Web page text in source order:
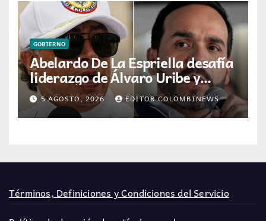
GOBIERNO
Abelardo De La Espriella desafía
liderazgo de Álvaro Uribe y
Centro Democrático tras
victoria electoral
5 AGOSTO, 2026 EDITOR COLOMBINEWS
Términos, Definiciones y Condiciones del Servicio